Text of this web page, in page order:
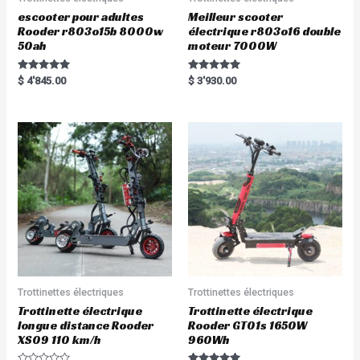
escooter pour adultes
Rooder r803o15b 8000w
50ah
Rated
5.00
$ 4'845.00
Meilleur scooter
électrique r803o16 double
moteur 7000W
Rated
5.00
$ 3'930.00
Trottinettes électriques
Trottinette électrique
longue distance Rooder
XS09 110 km/h
Trottinettes électriques
Trottinette électrique
Rooder GT01s 1650W
960Wh